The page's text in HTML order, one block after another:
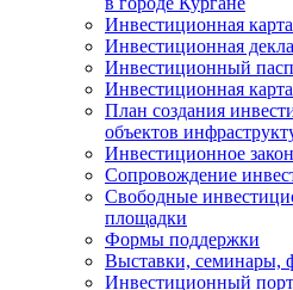
Инвестиционная
Инвестиционная
Инвестиционный
Инвестиционная
План создания
объектов
Инвестиционное
Сопровождение
Свободные
площадки
Формы поддержки
Выставки, семинары,
Инвестиционный